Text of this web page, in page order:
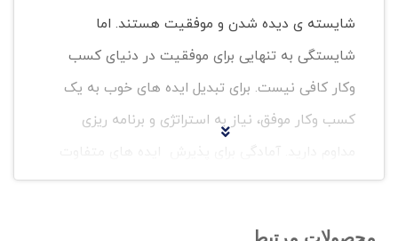
شایسته ی دیده شدن و موفقیت هستند. اما
شایستگی به تنهایی برای موفقیت در دنیای کسب
وکار کافی نیست. برای تبدیل ایده های خوب به یک
کسب وکار موفق، نیاز به استراتژی و برنامه ریزی
مداوم دارید. آمادگی برای پذیرش ایده های متفاوت
و حتی متناقض، پیش نیازی برای درک مفاهیم این
محصولات مرتبط